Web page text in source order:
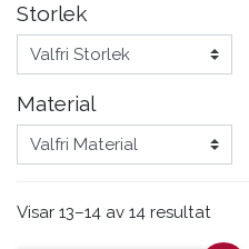
Storlek
Material
Visar 13–14 av 14 resultat